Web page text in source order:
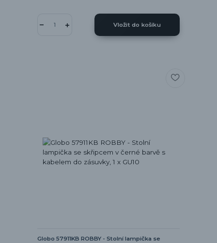
Vložit do košíku
Globo 57911KB ROBBY - Stolní lampička se